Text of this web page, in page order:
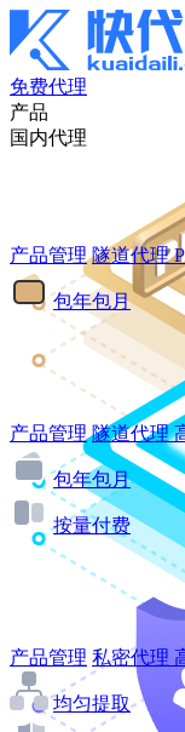
免费代理
产品
国内代理
产品管理 隧道代理
包年包月
产品管理 隧道代理
包年包月
按量付费
产品管理 私密代理
均匀提取